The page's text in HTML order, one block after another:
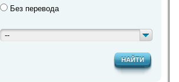
Без перевода
--
НАЙТИ